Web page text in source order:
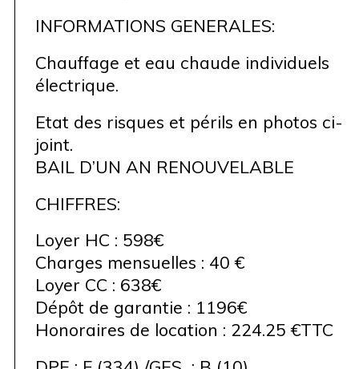
INFORMATIONS GENERALES:
Chauffage et eau chaude individuels
électrique.
Etat des risques et périls en photos ci-
joint.
BAIL D’UN AN RENOUVELABLE
CHIFFRES:
Loyer HC : 598€
Charges mensuelles : 40 €
Loyer CC : 638€
Dépôt de garantie : 1196€
Honoraires de location : 224.25 €TTC